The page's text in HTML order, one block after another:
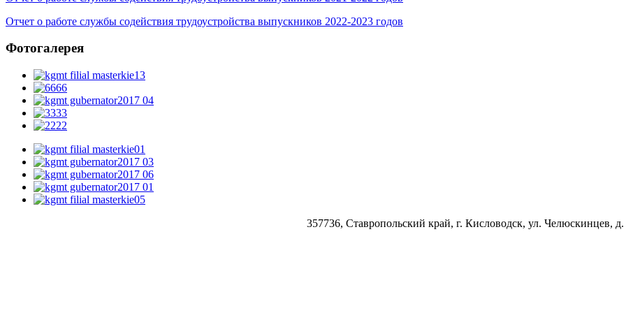
Отчет о работе службы содействия трудоустройства выпускников 2022-2023 годов
Фотогалерея
357736, Ставропольский край, г. Кисловодск, ул. Челюскинцев, д.